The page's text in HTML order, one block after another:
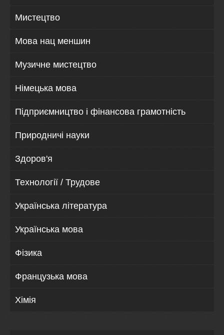
Мистецтво
Мова нац меншин
Музичне мистецтво
Німецька мова
Підприємництво і фінансова грамотність
Природничі науки
Здоров'я
Технології / Трудове
Українська література
Українська мова
Фізика
Французька мова
Хімія